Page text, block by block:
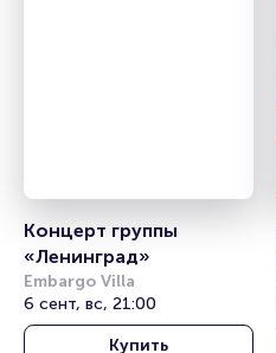
Концерт группы
«Ленинград»
Embargo Villa
6 сент, вс, 21:00
Купить